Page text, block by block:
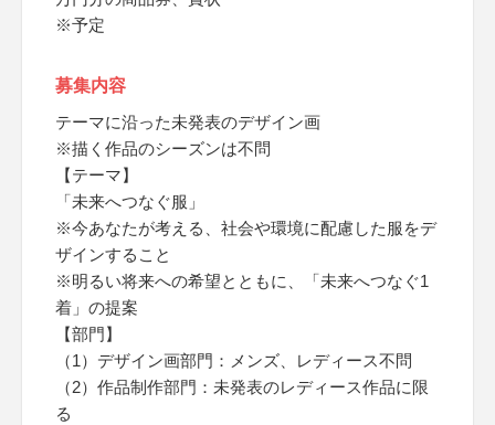
※予定
募集内容
テーマに沿った未発表のデザイン画
※描く作品のシーズンは不問
【テーマ】
「未来へつなぐ服」
※今あなたが考える、社会や環境に配慮した服をデ
ザインすること
※明るい将来への希望とともに、「未来へつなぐ1
着」の提案
【部門】
（1）デザイン画部門：メンズ、レディース不問
（2）作品制作部門：未発表のレディース作品に限
る